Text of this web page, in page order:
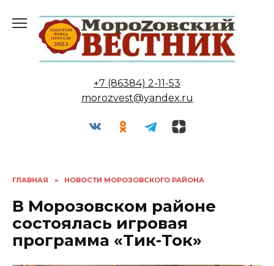
содержанию
+7 (86384) 2-11-53
morozvest@yandex.ru
ГЛАВНАЯ » НОВОСТИ МОРОЗОВСКОГО РАЙОНА
В Морозовском районе
состоялась игровая
программа «Тик-Ток»